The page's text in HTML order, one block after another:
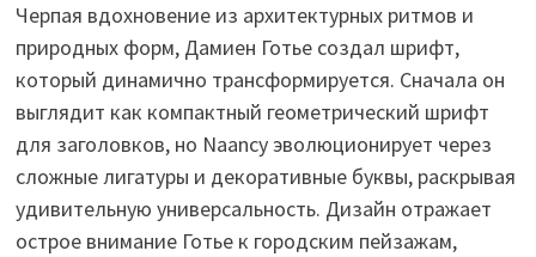
Черпая вдохновение из архитектурных ритмов и
природных форм, Дамиен Готье создал шрифт,
который динамично трансформируется. Сначала он
выглядит как компактный геометрический шрифт
для заголовков, но Naancy эволюционирует через
сложные лигатуры и декоративные буквы, раскрывая
удивительную универсальность. Дизайн отражает
острое внимание Готье к городским пейзажам,